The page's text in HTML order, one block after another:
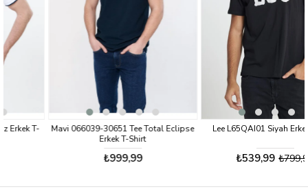
Mavi 066039-30651 Tee Total Eclipse
Erkek T-Shirt
₺999,99
Lee L65QAI01 Siyah Erkek T-shirt
₺539,99 ₺799,99